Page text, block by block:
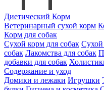
Диетический Корм
Ветеринарный сухой корм
Корм для собак
Сухой корм для собак Сухой
собак Лакомства для собак
добавки для собак
Содержание и уход
Домики и лежаки Игрушки